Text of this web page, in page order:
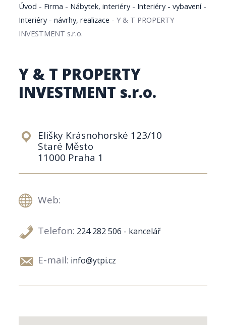
Úvod - Firma - Nábytek, interiéry- Interiéry - vybavení-
Interiéry - návrhy, realizace -Y & T PROPERTY
INVESTMENT s.r.o.
Y & T PROPERTY
INVESTMENT s.r.o.
Elišky Krásnohorské 123/10
Staré Město
11000 Praha 1
Web:
Telefon: 224 282 506 - kancelář
E-mail: info@ytpi.cz